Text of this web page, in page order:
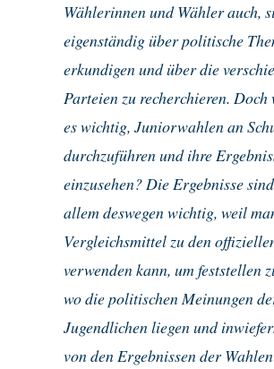
Wählerinnen und Wähler auch,
eigenständig über politische
erkundigen und über die
Parteien zu recherchieren. Doch
es wichtig, Juniorwahlen an
durchzuführen und ihre
einzusehen? Die Ergebnisse
allem deswegen wichtig, weil
Vergleichsmittel zu den
verwenden kann, um feststellen
wo die politischen Meinungen
Jugendlichen liegen und
von den Ergebnissen der